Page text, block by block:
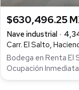
$630,496.25
Nave industrial
Carr. El Salto,
Bodega en Renta El
Ocupación Inmediata